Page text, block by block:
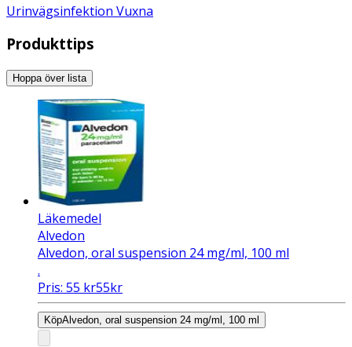
Urinvägsinfektion Vuxna
Produkttips
Hoppa över lista
Läkemedel
Alvedon
Alvedon, oral suspension 24 mg/ml, 100 ml
.
Pris: 55 kr55kr
KöpAlvedon, oral suspension 24 mg/ml, 100 ml